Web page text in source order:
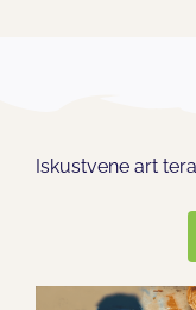
Iskustvene art